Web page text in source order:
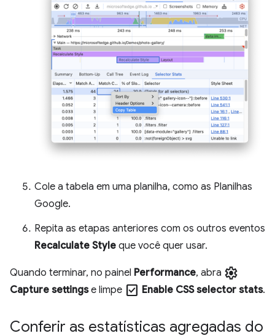
Cole a tabela em uma planilha, como as Planilhas
Google.
Repita as etapas anteriores com os outros eventos
Recalculate Style que você quer usar.
Quando terminar, no painel Performance, abra settings
Capture settingse limpe check_box Enable CSS selector stats.
Conferir as estatísticas agregadas do